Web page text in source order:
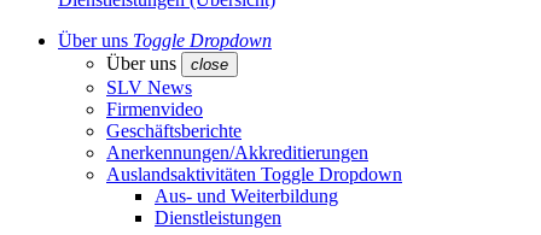
Über uns Toggle Dropdown
Über uns
close
SLV News
Firmenvideo
Geschäftsberichte
Anerkennungen/Akkreditierungen
Auslandsaktivitäten Toggle Dropdown
Aus- und Weiterbildung
Dienstleistungen